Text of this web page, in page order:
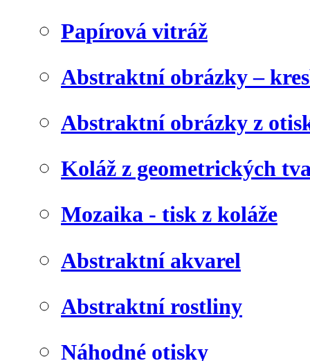
Papírová vitráž
Abstraktní obrázky –
Abstraktní obrázky z
Koláž z geometrických
Mozaika - tisk z koláže
Abstraktní akvarel
Abstraktní rostliny
Náhodné otisky